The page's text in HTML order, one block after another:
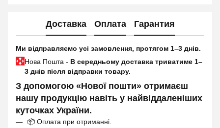
Доставка Оплата Гарантия
Ми відправляємо усі замовлення, протягом 1–3 днів.
Нова Пошта - В середньому доставка триватиме 1–
3 днів після відправки товару.
З допомогою «Нової пошти» отримаєш
нашу продукцію навіть у найвіддаленіших
куточках України.
📦 Оплата при отриманні.